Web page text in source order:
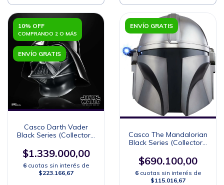
10% OFF
COMPRANDO 2 O MÁS
ENVÍO GRATIS
Casco Darth Vader
Black Series (Collector's
$1.339.000,00
6 cuotas sin interés de
$223.166,67
ENVÍO GRATIS
Casco The Mandalorian
Black Series (Collector's
$690.100,00
6 cuotas sin interés de
$115.016,67